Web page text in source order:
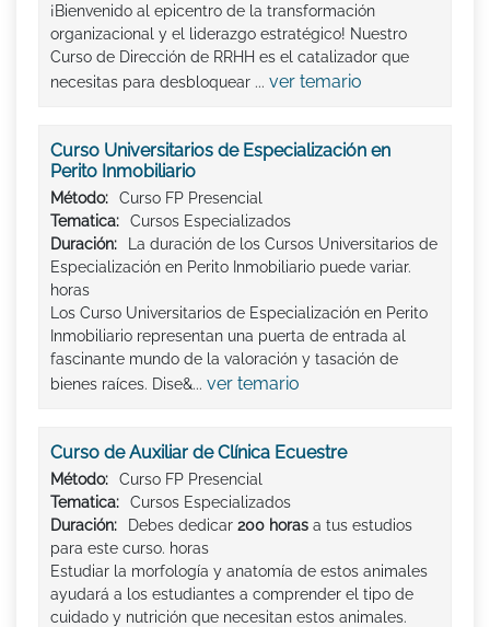
¡Bienvenido al epicentro de la transformación
organizacional y el liderazgo estratégico! Nuestro
Curso de Dirección de RRHH es el catalizador que
necesitas para desbloquear ... ver temario
Curso Universitarios de Especialización en
Perito Inmobiliario
Método:
Curso FP Presencial
Tematica:
Cursos Especializados
Duración:
La duración de los Cursos Universitarios de
Especialización en Perito Inmobiliario puede variar.
horas
Los Curso Universitarios de Especialización en Perito
Inmobiliario representan una puerta de entrada al
fascinante mundo de la valoración y tasación de
bienes raíces. Dise&... ver temario
Curso de Auxiliar de Clínica Ecuestre
Método:
Curso FP Presencial
Tematica:
Cursos Especializados
Duración:
Debes dedicar 200 horas a tus estudios
para este curso. horas
Estudiar la morfología y anatomía de estos animales
ayudará a los estudiantes a comprender el tipo de
cuidado y nutrición que necesitan estos animales.